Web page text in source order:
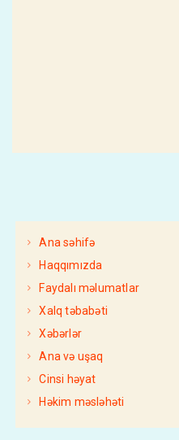
Ana səhifə
Haqqımızda
Faydalı məlumatlar
Xalq təbabəti
Xəbərlər
Ana və uşaq
Cinsi həyat
Həkim məsləhəti